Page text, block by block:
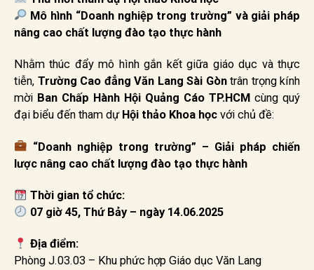
Mô hình “Doanh nghiệp trong trường” và giải pháp
nâng cao chất lượng đào tạo thực hành
Nhằm thúc đẩy mô hình gắn kết giữa giáo dục và thực
tiễn, Trường Cao đẳng Văn Lang Sài Gòntrân trọng kính
mời Ban Chấp Hành Hội Quảng Cáo TP.HCM cùng quý
đại biểu đến tham dự Hội thảo Khoa học với chủ đề:
“Doanh nghiệp trong trường” – Giải pháp chiến
lược nâng cao chất lượng đào tạo thực hành
Thời gian tổ chức:
07 giờ 45, Thứ Bảy – ngày 14.06.2025
Địa điểm:
Phòng J.03.03 – Khu phức hợp Giáo dục Văn Lang